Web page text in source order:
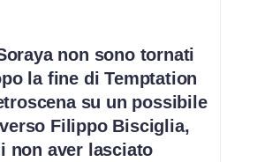
non sono tornati
la fine di Temptation
su un possibile
Filippo Bisciglia,
non aver lasciato